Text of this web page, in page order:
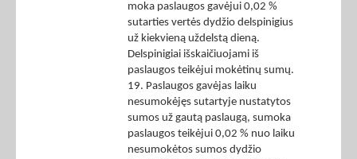
moka paslaugos gavėjui 0,02 %
sutarties vertės dydžio delspinigius
už kiekvieną uždelstą dieną.
Delspinigiai išskaičiuojami iš
paslaugos teikėjui mokėtinų sumų.
19. Paslaugos gavėjas laiku
nesumokėjęs sutartyje nustatytos
sumos už gautą paslaugą, sumoka
paslaugos teikėjui 0,02 % nuo laiku
nesumokėtos sumos dydžio